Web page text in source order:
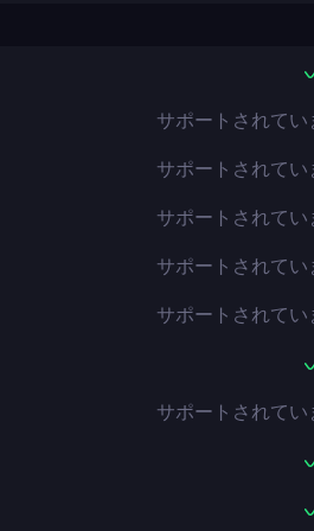
サポートされてい
サポートされてい
サポートされてい
サポートされてい
サポートされてい
サポートされてい